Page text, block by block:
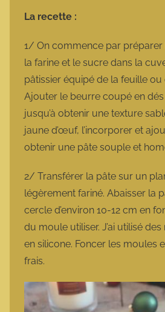
La recette :
1/ On commence par préparer
la farine et le sucre dans la
pâtissier équipé de la feuille ou
Ajouter le beurre coupé en
jusqu’à obtenir une texture
jaune d’œuf, l’incorporer et
obtenir une pâte souple et
2/ Transférer la pâte sur un
légèrement fariné. Abaisser la
cercle d’environ 10-12 cm en
du moule utiliser. J’ai utilisé
en silicone. Foncer les moules
frais.